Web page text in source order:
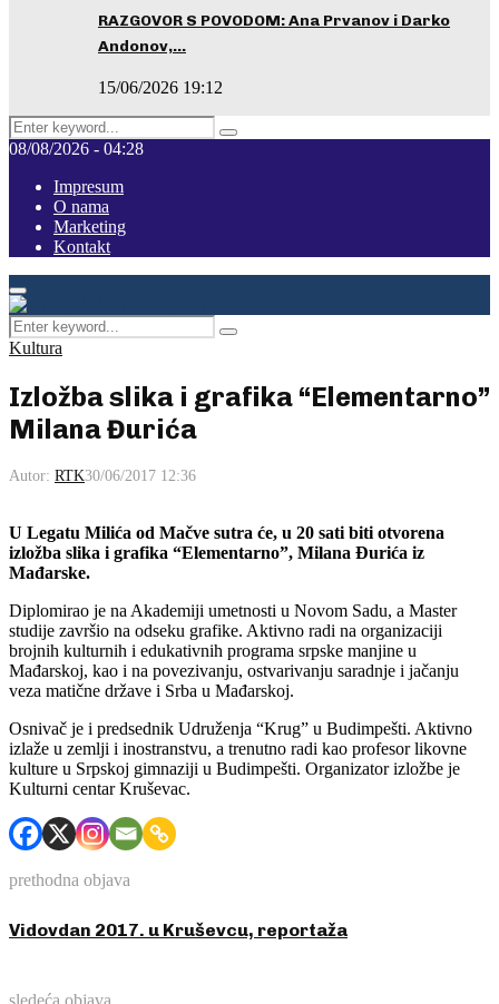
RAZGOVOR S POVODOM: Ana Prvanov i Darko
Andonov,…
15/06/2026 19:12
Search
for:
Pretraga
08/08/2026 - 04:28
Impresum
O nama
Marketing
Kontakt
Facebook
Instagram
Youtube
Primary
Menu
Search
for:
Pretraga
Kultura
Izložba slika i grafika “Elementarno”
Milana Đurića
Autor: RTK30/06/2017 12:36
U Legatu Milića od Mačve sutra će, u 20 sati biti otvorena
izložba slika i grafika “Elementarno”, Milana Đurića iz
Mađarske.
Diplomirao je na Akademiji umetnosti u Novom Sadu, a Master
studije završio na odseku grafike. Aktivno radi na organizaciji
brojnih kulturnih i edukativnih programa srpske manjine u
Mađarskoj, kao i na povezivanju, ostvarivanju saradnje i jačanju
veza matične države i Srba u Mađarskoj.
Osnivač je i predsednik Udruženja “Krug” u Budimpešti. Aktivno
izlaže u zemlji i inostranstvu, a trenutno radi kao profesor likovne
kulture u Srpskoj gimnaziji u Budimpešti. Organizator izložbe je
Kulturni centar Kruševac.
prethodna objava
Vidovdan 2017. u Kruševcu, reportaža